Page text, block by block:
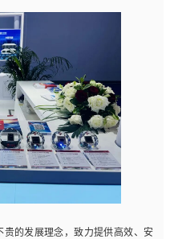
的发展理念，致力提供高效、安